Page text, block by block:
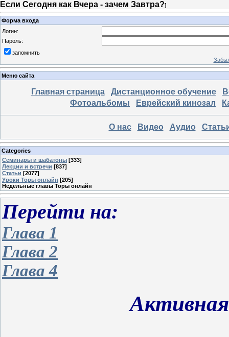
Если Сегодня как Вчера - зачем Завтра?]
Форма входа
Логин:
Пароль:
запомнить
Меню сайта
Главная страница Дистанционное обучение
Фотоальбомы
Еврейский кинозал
О нас Видео Аудио
Categories
Семинары и шабатоны [333]
Лекции и встречи [837]
Статьи [2077]
Уроки Торы онлайн [205]
Недельные главы Торы онлайн
Перейти на:
Глава 1
Глава 2
Глава 4